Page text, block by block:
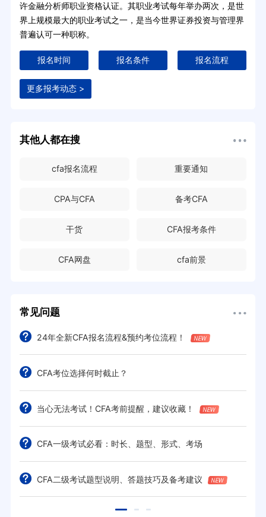
许金融分析师职业资格认证。其职业考试每年举办两次，是世
界上规模最大的职业考试之一，是当今世界证券投资与管理界
普遍认可一种职称。
报名时间 报名条件 报名流程
更多报考动态 >
其他人都在搜
cfa报名流程 重要通知
CPA与CFA 备考CFA
干货 CFA报考条件
CFA网盘 cfa前景
常见问题
24年全新CFA报名流程&预约考位流程！
CFA考位选择何时截止？
当心无法考试！CFA考前提醒，建议收藏！
CFA一级考试必看：时长、题型、形式、考场
CFA二级考试题型说明、答题技巧及备考建议